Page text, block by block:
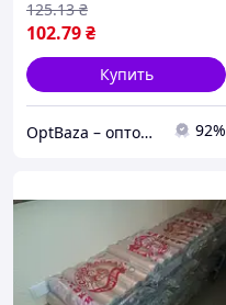
102.79₴
125.13 ₴
Купить
OptBaza – оптовые цены для всех 92%